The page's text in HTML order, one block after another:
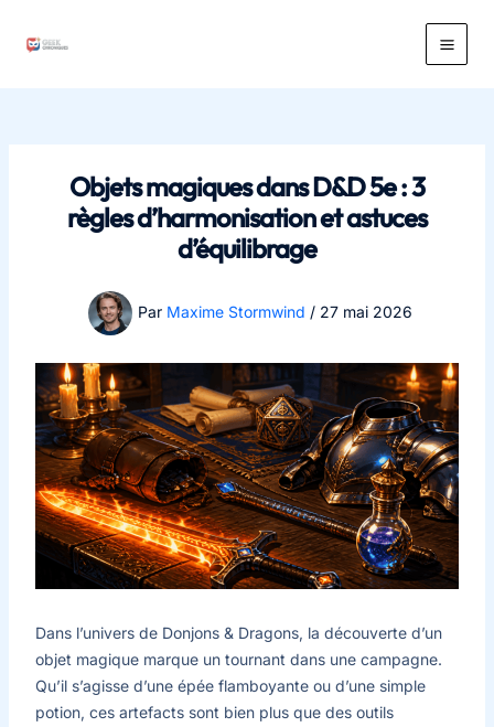
Main
Objets magiques dans D&D 5e : 3
règles d’harmonisation et astuces
d’équilibrage
Par Maxime Stormwind / 27 mai 2026
Dans l’univers de Donjons & Dragons, la découverte d’un
objet magique marque un tournant dans une campagne.
Qu’il s’agisse d’une épée flamboyante ou d’une simple
potion, ces artefacts sont bien plus que des outils